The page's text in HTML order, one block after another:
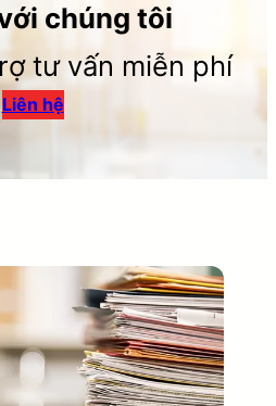
chúng tôi
tư vấn miễn phí
Liên hệ